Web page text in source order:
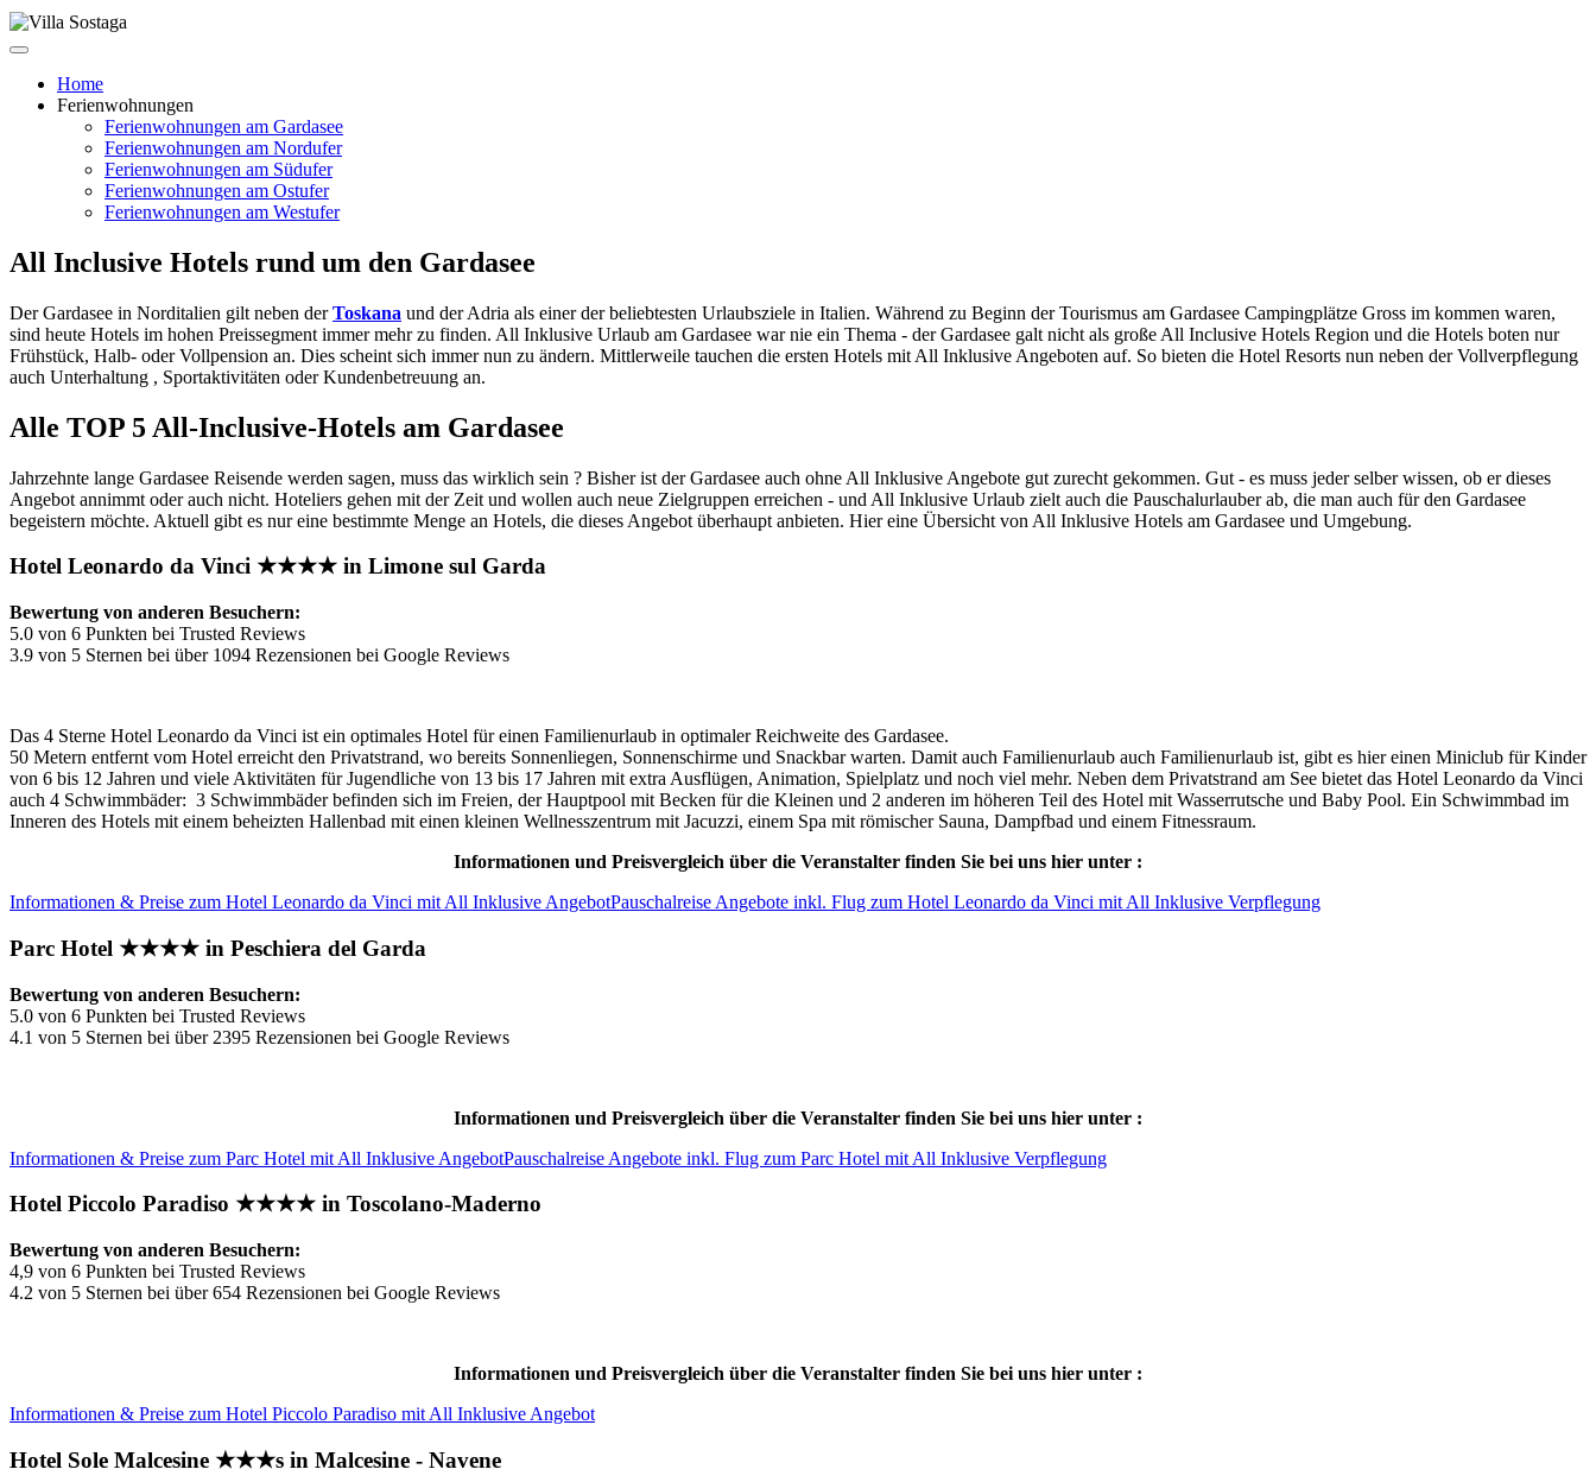
Home
Ferienwohnungen
Ferienwohnungen am Gardasee
Ferienwohnungen am Nordufer
Ferienwohnungen am Südufer
Ferienwohnungen am Ostufer
Ferienwohnungen am Westufer
All Inclusive Hotels rund um den Gardasee
Der Gardasee in Norditalien gilt neben derToskana und der Adria als einer der beliebtesten Urlaubsziele in Italien. Während zu Beginn der Tourismus am Gardasee Campingplätze Gross im kommen waren,
sind heute Hotels im hohen Preissegment immer mehr zu finden. All Inklusive Urlaub am Gardasee war nie ein Thema - der Gardasee galt nicht als große All Inclusive Hotels Region und die Hotels boten nur
Frühstück, Halb- oder Vollpension an. Dies scheint sich immer nun zu ändern. Mittlerweile tauchen die ersten Hotels mit All Inklusive Angeboten auf. So bieten die Hotel Resorts nun neben der Vollverpflegung
auch Unterhaltung , Sportaktivitäten oder Kundenbetreuung an.
Alle TOP 5 All-Inclusive-Hotels am Gardasee
Jahrzehnte lange Gardasee Reisende werden sagen, muss das wirklich sein ? Bisher ist der Gardasee auch ohne All Inklusive Angebote gut zurecht gekommen. Gut - es muss jeder selber wissen, ob er dieses
Angebot annimmt oder auch nicht. Hoteliers gehen mit der Zeit und wollen auch neue Zielgruppen erreichen - und All Inklusive Urlaub zielt auch die Pauschalurlauber ab, die man auch für den Gardasee
begeistern möchte. Aktuell gibt es nur eine bestimmte Menge an Hotels, die dieses Angebot überhaupt anbieten. Hier eine Übersicht von All Inklusive Hotels am Gardasee und Umgebung.
Hotel Leonardo da Vinci ★★★★ in Limone sul Garda
Bewertung von anderen Besuchern:
5.0 von 6 Punkten bei Trusted Reviews
3.9 von 5 Sternen bei über 1094 Rezensionen bei Google Reviews
Das 4 Sterne Hotel Leonardo da Vinci ist ein optimales Hotel für einen Familienurlaub in optimaler Reichweite des Gardasee.
50 Metern entfernt vom Hotel erreicht den Privatstrand, wo bereits Sonnenliegen, Sonnenschirme und Snackbar warten. Damit auch Familienurlaub auch Familienurlaub ist, gibt es hier einen Miniclub für Kinder
von 6 bis 12 Jahren und viele Aktivitäten für Jugendliche von 13 bis 17 Jahren mit extra Ausflügen, Animation, Spielplatz und noch viel mehr. Neben dem Privatstrand am See bietet das Hotel Leonardo da Vinci
auch 4 Schwimmbäder: 3 Schwimmbäder befinden sich im Freien, der Hauptpool mit Becken für die Kleinen und 2 anderen im höheren Teil des Hotel mit Wasserrutsche und Baby Pool. Ein Schwimmbad im
Inneren des Hotels mit einem beheizten Hallenbad mit einen kleinen Wellnesszentrum mit Jacuzzi, einem Spa mit römischer Sauna, Dampfbad und einem Fitnessraum.
Informationen und Preisvergleich über die Veranstalter finden Sie bei uns hier unter :
Informationen & Preise zum Hotel Leonardo da Vinci mit All Inklusive AngebotPauschalreise Angebote inkl. Flug zum Hotel Leonardo da Vinci mit All Inklusive Verpflegung
Parc Hotel ★★★★ in Peschiera del Garda
Bewertung von anderen Besuchern:
5.0 von 6 Punkten bei Trusted Reviews
4.1 von 5 Sternen bei über 2395 Rezensionen bei Google Reviews
Informationen und Preisvergleich über die Veranstalter finden Sie bei uns hier unter :
Informationen & Preise zum Parc Hotel mit All Inklusive AngebotPauschalreise Angebote inkl. Flug zum Parc Hotel mit All Inklusive Verpflegung
Hotel Piccolo Paradiso ★★★★ in Toscolano-Maderno
Bewertung von anderen Besuchern:
4,9 von 6 Punkten bei Trusted Reviews
4.2 von 5 Sternen bei über 654 Rezensionen bei Google Reviews
Informationen und Preisvergleich über die Veranstalter finden Sie bei uns hier unter :
Informationen & Preise zum Hotel Piccolo Paradiso mit All Inklusive Angebot
Hotel Sole Malcesine ★★★s in Malcesine - Navene